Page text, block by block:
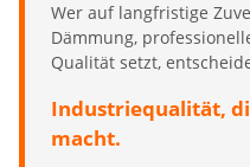
Wer auf langfristige
Dämmung,
Qualität setzt,
Industriequalität,
macht.